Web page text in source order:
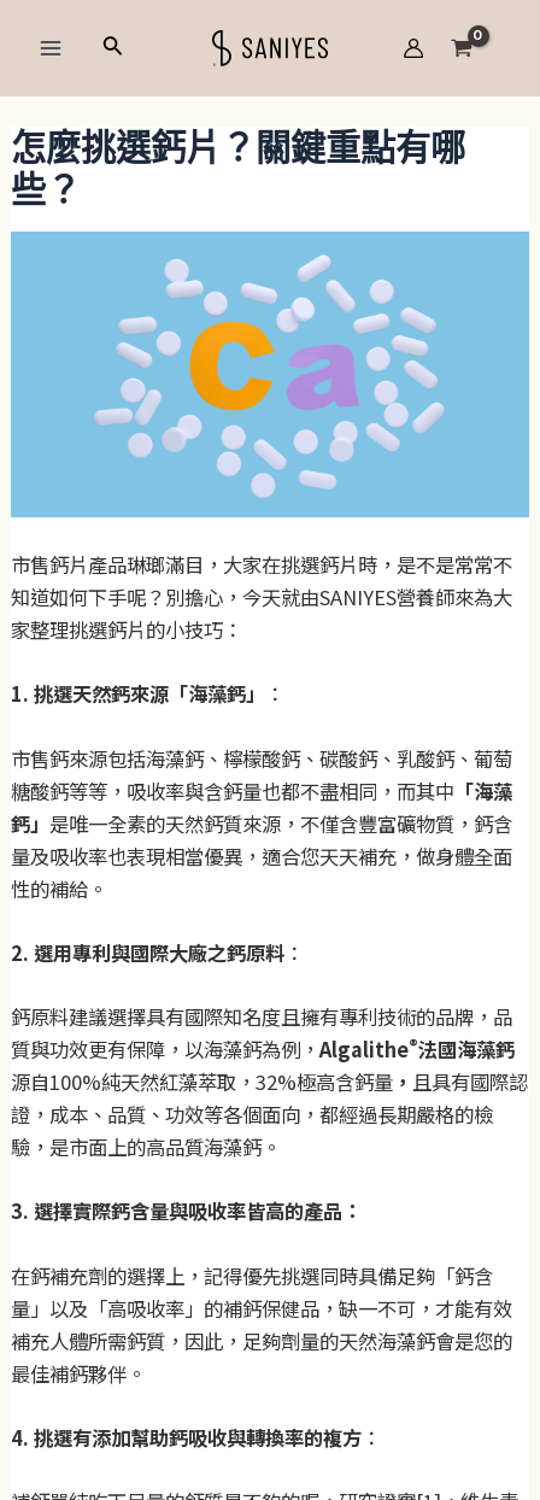
內
容
搜
怎麼挑選鈣片？關鍵重點有哪
些？
市售鈣片產品琳瑯滿目，大家在挑選鈣片時，是不是常常不
知道如何下手呢？別擔心，今天就由SANIYES營養師來為大
家整理挑選鈣片的小技巧：
1. 挑選天然鈣來源「海藻鈣」 ：
市售鈣來源包括海藻鈣、檸檬酸鈣、碳酸鈣、乳酸鈣、葡萄
糖酸鈣等等，吸收率與含鈣量也都不盡相同，而其中 「海藻
鈣」 是唯一全素的天然鈣質來源，不僅含豐富礦物質，鈣含
量及吸收率也表現相當優異，適合您天天補充，做身體全面
性的補給。
2. 選用專利與國際大廠之鈣原料：
鈣原料建議選擇具有國際知名度且擁有專利技術的品牌，品
質與功效更有保障，以海藻鈣為例，Algalithe®法國海藻鈣
源自100%純天然紅藻萃取，32%極高含鈣量， 且具有國際認
證，成本、品質、功效等各個面向，都經過長期嚴格的檢
驗，是市面上的高品質海藻鈣。
3. 選擇實際鈣含量與吸收率皆高的產品：
在鈣補充劑的選擇上，記得優先挑選同時具備足夠「鈣含
量」以及「高吸收率」的補鈣保健品，缺一不可，才能有效
補充人體所需鈣質，因此，足夠劑量的天然海藻鈣會是您的
最佳補鈣夥伴。
4. 挑選有添加幫助鈣吸收與轉換率的複方：
navigation